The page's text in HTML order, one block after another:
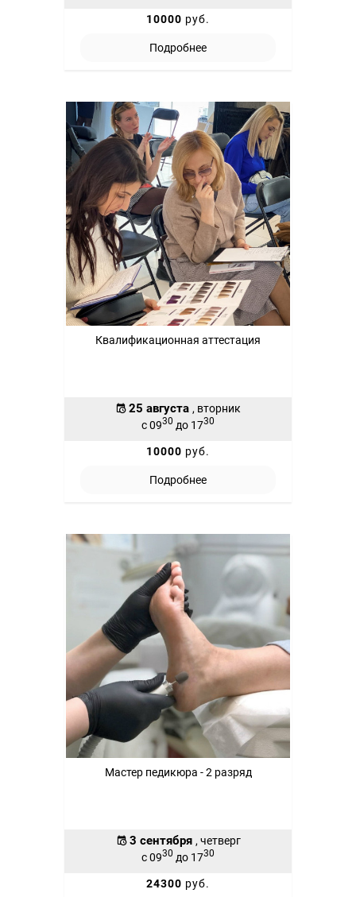
10000 руб.
Подробнее
Квалификационная аттестация
25 августа , вторник
с 0930 до 1730
10000 руб.
Подробнее
Мастер педикюра - 2 разряд
3 сентября , четверг
с 0930 до 1730
24300 руб.